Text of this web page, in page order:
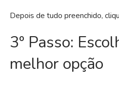
Depois de tudo preenchido,
3º Passo:
melhor opção